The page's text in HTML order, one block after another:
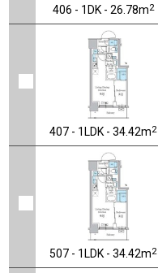
406 - 1DK - 26.78m2
407 - 1LDK - 34.42m2
507 - 1LDK - 34.42m2